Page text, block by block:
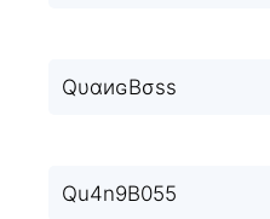
QυαиɢBσѕѕ
Qu4n9B055